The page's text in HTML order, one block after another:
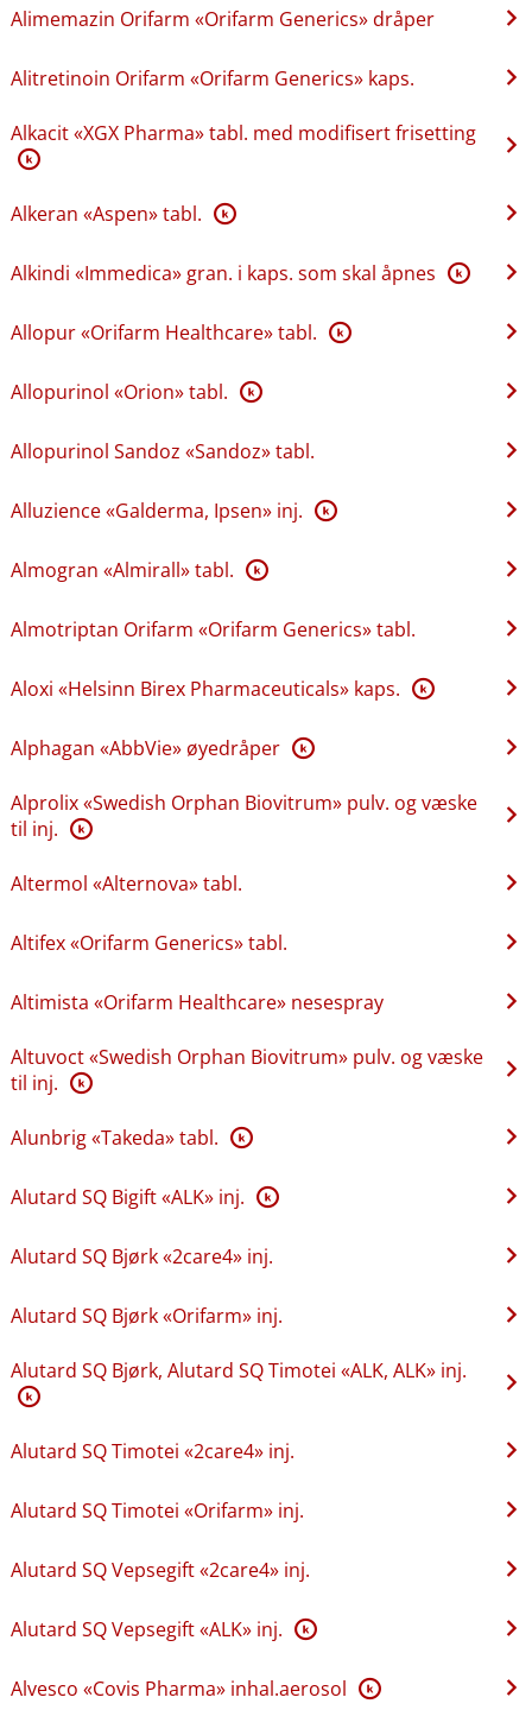
Alimemazin Orifarm «Orifarm Generics» dråper
Alitretinoin Orifarm «Orifarm Generics» kaps.
Alkacit «XGX Pharma» tabl. med modifisert frisetting
K
Alkeran «Aspen» tabl. K
Alkindi «Immedica» gran. i kaps. som skal åpnes K
Allopur «Orifarm Healthcare» tabl. K
Allopurinol «Orion» tabl. K
Allopurinol Sandoz «Sandoz» tabl.
Alluzience «Galderma, Ipsen» inj. K
Almogran «Almirall» tabl. K
Almotriptan Orifarm «Orifarm Generics» tabl.
Aloxi «Helsinn Birex Pharmaceuticals» kaps. K
Alphagan «AbbVie» øyedråper K
Alprolix «Swedish Orphan Biovitrum» pulv. og væske
til inj. K
Altermol «Alternova» tabl.
Altifex «Orifarm Generics» tabl.
Altimista «Orifarm Healthcare» nesespray
Altuvoct «Swedish Orphan Biovitrum» pulv. og væske
til inj. K
Alunbrig «Takeda» tabl. K
Alutard SQ Bigift «ALK» inj. K
Alutard SQ Bjørk «2care4» inj.
Alutard SQ Bjørk «Orifarm» inj.
Alutard SQ Bjørk, Alutard SQ Timotei «ALK, ALK» inj.
K
Alutard SQ Timotei «2care4» inj.
Alutard SQ Timotei «Orifarm» inj.
Alutard SQ Vepsegift «2care4» inj.
Alutard SQ Vepsegift «ALK» inj. K
Alvesco «Covis Pharma» inhal.aerosol K